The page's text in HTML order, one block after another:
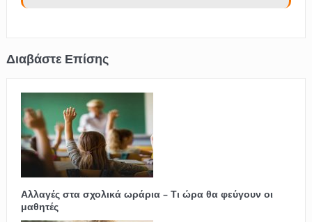
Αλλαγές στα σχολικά ωράρια – Τι ώρα θα φεύγουν οι
μαθητές